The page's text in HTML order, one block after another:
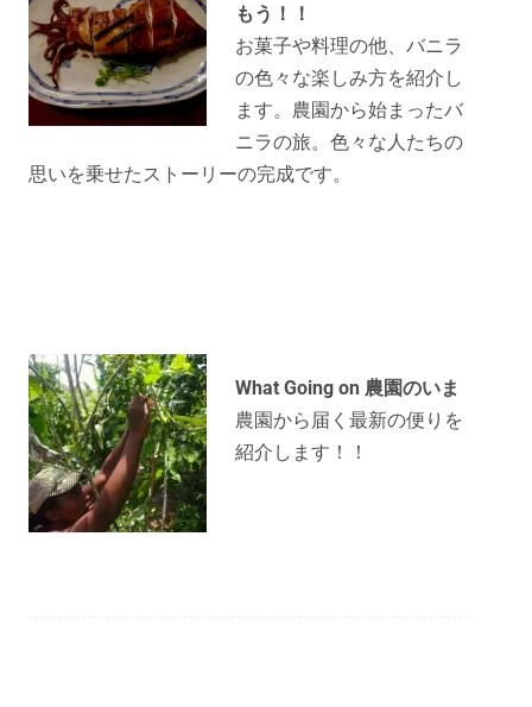
もう！！
お菓子や料理の他、バニラ
の色々な楽しみ方を紹介し
ます。農園から始まったバ
ニラの旅。色々な人たちの
思いを乗せたストーリーの完成です。
What Going on 農園のいま
農園から届く最新の便りを
紹介します！！